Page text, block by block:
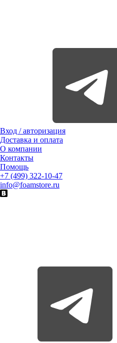
Вход / авторизация
Доставка и оплата
О компании
Контакты
Помощь
+7 (499) 322-10-47
info@foamstore.ru